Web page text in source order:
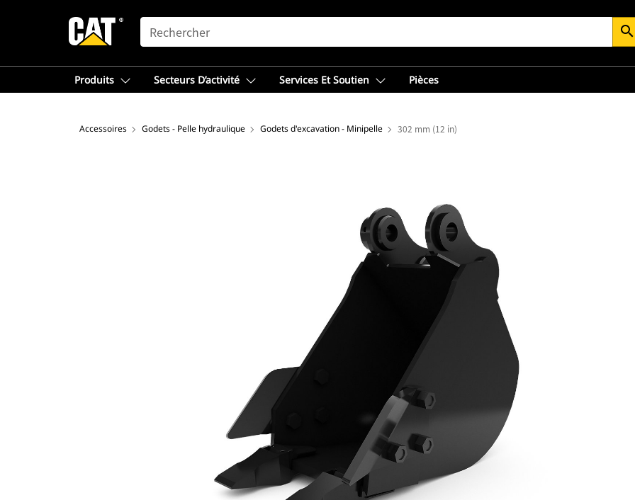
SEARCH search
Produits Secteurs D’activité Services Et Soutien Pièces
Accessoires Godets - Pelle hydraulique Godets d'excavation - Minipelle 302 mm (12 in)